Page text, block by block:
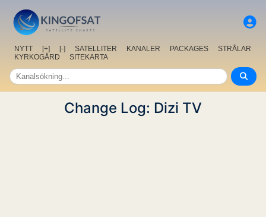
NYTT [+] [-] SATELLITER KANALER PACKAGES
STRÅLAR
KYRKOGÅRD
SITEKARTA
Change Log: Dizi TV